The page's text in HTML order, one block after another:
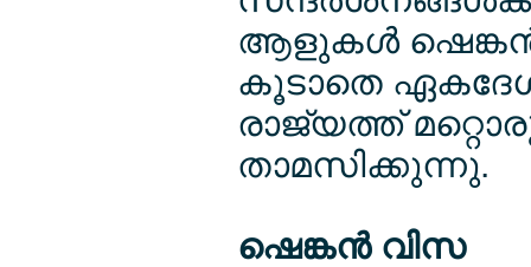
ആളുകള്‍ ഷെങ്കന്‍
കൂടാതെ
രാജ്യത്ത്
താമസിക്കുന്നു.
ഷെങ്കന്‍ വിസ